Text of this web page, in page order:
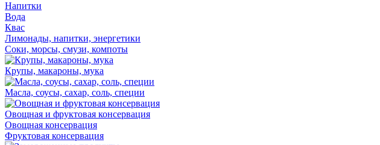
Напитки
Вода
Квас
Лимонады, напитки, энергетики
Соки, морсы, смузи, компоты
Крупы, макароны, мука
Масла, соусы, сахар, соль, специи
Овощная и фруктовая консервация
Овощная консервация
Фруктовая консервация